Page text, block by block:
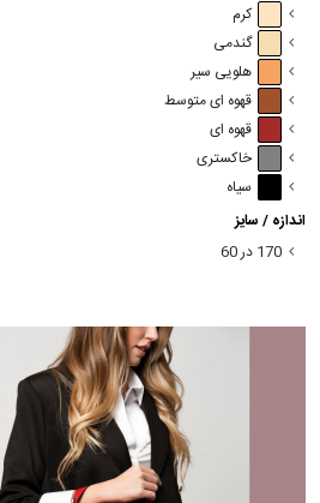
کرم
گندمی
هلویی سیر
قهوه ای متوسط
قهوه ای
خاکستری
سیاه
اندازه / سایز
170 در 60